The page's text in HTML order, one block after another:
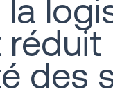
des